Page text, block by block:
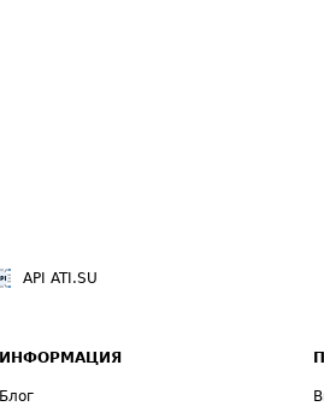
API ATI.SU
ИНФОРМАЦИЯ
Блог